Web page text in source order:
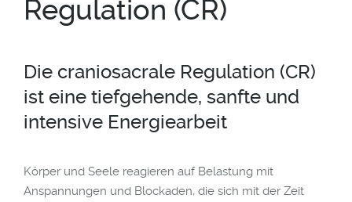
Regulation (CR)
Die craniosacrale Regulation (CR)
ist eine tiefgehende, sanfte und
intensive Energiearbeit
Körper und Seele reagieren auf Belastung mit
Anspannungen und Blockaden, die sich mit der Zeit